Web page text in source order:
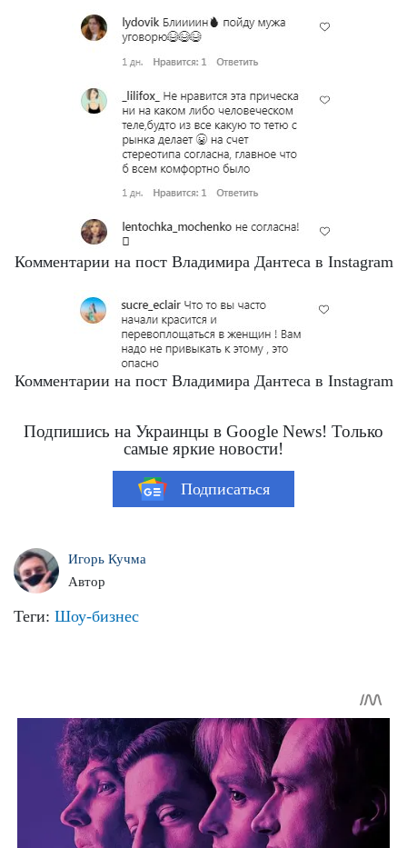
Комментарии на пост Владимира Дантеса в Instagram
Комментарии на пост Владимира Дантеса в Instagram
Подпишись на Украинцы в Google News! Только
самые яркие новости!
Подписаться
Игорь Кучма
Автор
Теги: Шоу-бизнес